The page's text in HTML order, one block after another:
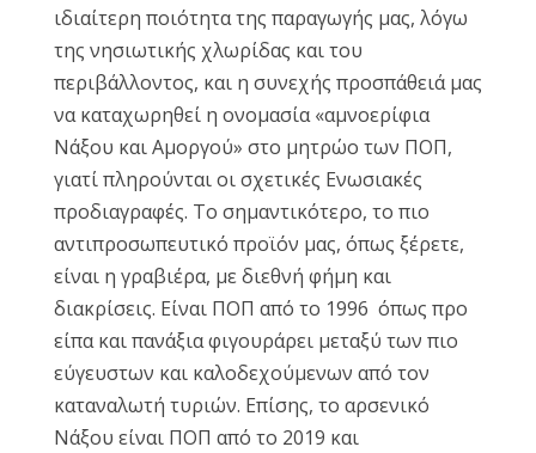
ιδιαίτερη ποιότητα της παραγωγής μας, λόγω
της νησιωτικής χλωρίδας και του
περιβάλλοντος, και η συνεχής προσπάθειά μας
να καταχωρηθεί η ονομασία «αμνοερίφια
Νάξου και Αμοργού» στο μητρώο των ΠΟΠ,
γιατί πληρούνται οι σχετικές Ενωσιακές
προδιαγραφές. Το σημαντικότερο, το πιο
αντιπροσωπευτικό προϊόν μας, όπως ξέρετε,
είναι η γραβιέρα, με διεθνή φήμη και
διακρίσεις. Είναι ΠΟΠ από το 1996 όπως προ
είπα και πανάξια φιγουράρει μεταξύ των πιο
εύγευστων και καλοδεχούμενων από τον
καταναλωτή τυριών. Επίσης, το αρσενικό
Νάξου είναι ΠΟΠ από το 2019 και